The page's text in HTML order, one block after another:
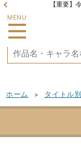
【重要】
MENU
ホーム > タイトル